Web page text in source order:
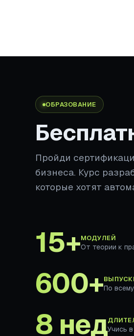
ОБРАЗОВАНИЕ
Пройди
бизнеса. Курс
которые хотят
15+МОДУЛЕЙ
От теории к
600+По
8 недУчись